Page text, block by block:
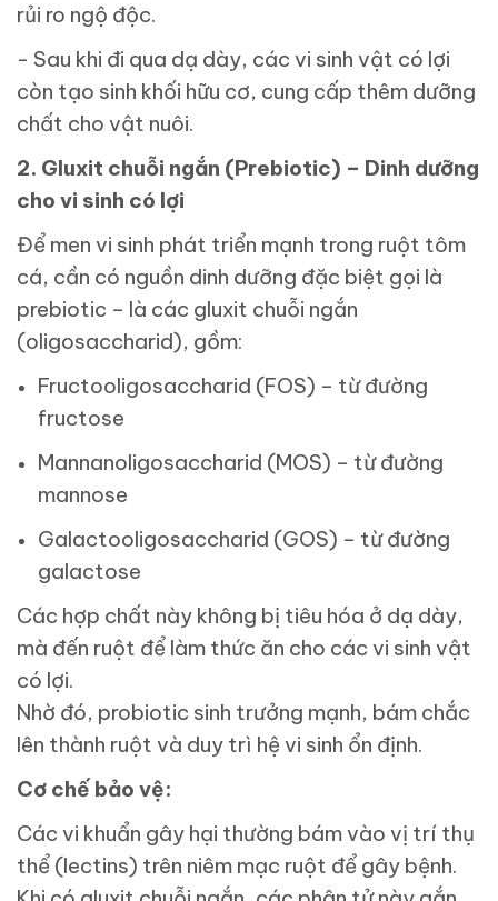
rủi ro ngộ độc.
- Sau khi đi qua dạ dày, các vi sinh vật có lợi
còn tạo sinh khối hữu cơ, cung cấp thêm dưỡng
chất cho vật nuôi.
2. Gluxit chuỗi ngắn (Prebiotic) – Dinh dưỡng
cho vi sinh có lợi
Để men vi sinh phát triển mạnh trong ruột tôm
cá, cần có nguồn dinh dưỡng đặc biệt gọi là
prebiotic – là các gluxit chuỗi ngắn
(oligosaccharid), gồm:
Fructooligosaccharid (FOS) – từ đường
fructose
Mannanoligosaccharid (MOS) – từ đường
mannose
Galactooligosaccharid (GOS) – từ đường
galactose
Các hợp chất này không bị tiêu hóa ở dạ dày,
mà đến ruột để làm thức ăn cho các vi sinh vật
có lợi.
Nhờ đó, probiotic sinh trưởng mạnh, bám chắc
lên thành ruột và duy trì hệ vi sinh ổn định.
Cơ chế bảo vệ:
Các vi khuẩn gây hại thường bám vào vị trí thụ
thể (lectins) trên niêm mạc ruột để gây bệnh.